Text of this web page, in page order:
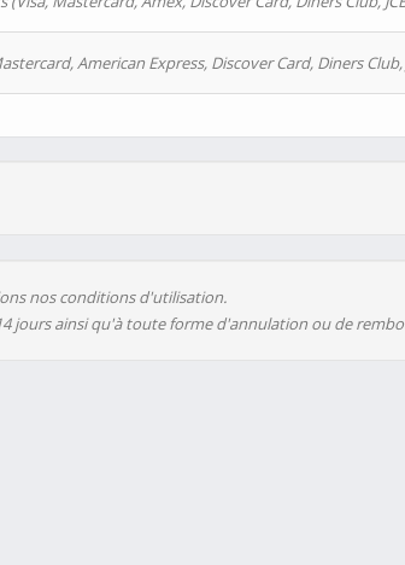
American Express, Discover Card, Diners Club,
nos conditions d'utilisation.
jours ainsi qu'à toute forme d'annulation ou de